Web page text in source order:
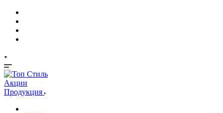
Акции
Продукция